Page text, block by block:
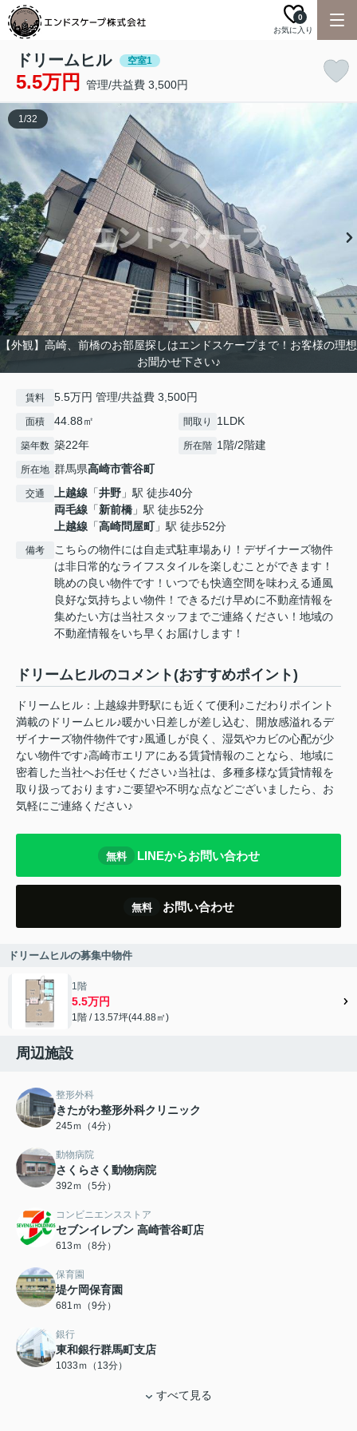
お気に入り
0
ドリームヒル 空室1
5.5万円 管理/共益費 3,500円
【外観】高崎、前橋のお部屋探しはエンドスケープまで！お客様の理想
お聞かせ下さい♪
1/32
賃料 5.5万円 管理/共益費 3,500円
面積 44.88㎡ 間取り 1LDK
築年数 築22年 所在階 1階/2階建
所在地 群馬県高崎市菅谷町
交通 上越線 「井野 」駅 徒歩40分
両毛線 「新前橋 」駅 徒歩52分
上越線 「高崎問屋町」駅 徒歩52分
備考
こちらの物件には自走式駐車場あり！デザイナーズ物件
は非日常的なライフスタイルを楽しむことができます！
眺めの良い物件です！いつでも快適空間を味わえる通風
良好な気持ちよい物件！できるだけ早めに不動産情報を
集めたい方は当社スタッフまでご連絡ください！地域の
不動産情報をいち早くお届けします！
ドリームヒルのコメント(おすすめポイント)
ドリームヒル：上越線井野駅にも近くて便利♪こだわりポイント
満載のドリームヒル♪暖かい日差しが差し込む、開放感溢れるデ
ザイナーズ物件物件です♪風通しが良く、湿気やカビの心配が少
ない物件です♪高崎市エリアにある賃貸情報のことなら、地域に
密着した当社へお任せください♪当社は、多種多様な賃貸情報を
取り扱っております♪ご要望や不明な点などございましたら、お
気軽にご連絡ください♪
無料 LINEからお問い合わせ
無料 お問い合わせ
ドリームヒルの募集中物件
1階
5.5万円
1階 / 13.57坪(44.88㎡)
周辺施設
整形外科
きたがわ整形外科クリニック
245ｍ（4分）
動物病院
さくらさく動物病院
392ｍ（5分）
コンビニエンスストア
セブンイレブン 高崎菅谷町店
613ｍ（8分）
保育園
堤ケ岡保育園
681ｍ（9分）
銀行
東和銀行群馬町支店
1033ｍ（13分）
すべて見る